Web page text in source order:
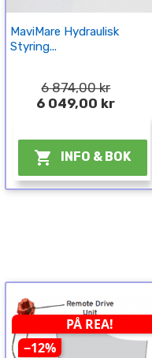
MaviMare Hydraulisk
Styring...
6 874,00 kr
6 049,00 kr
 INFO & BOK
PÅ REA!
−12%